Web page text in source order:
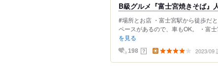
B級グルメ『富士宮焼きそば』
#場所とお店 ・富士宮駅から徒歩だ
ペースがあるので、車もOK。 ・富
を見る
198 ？ 2023/09